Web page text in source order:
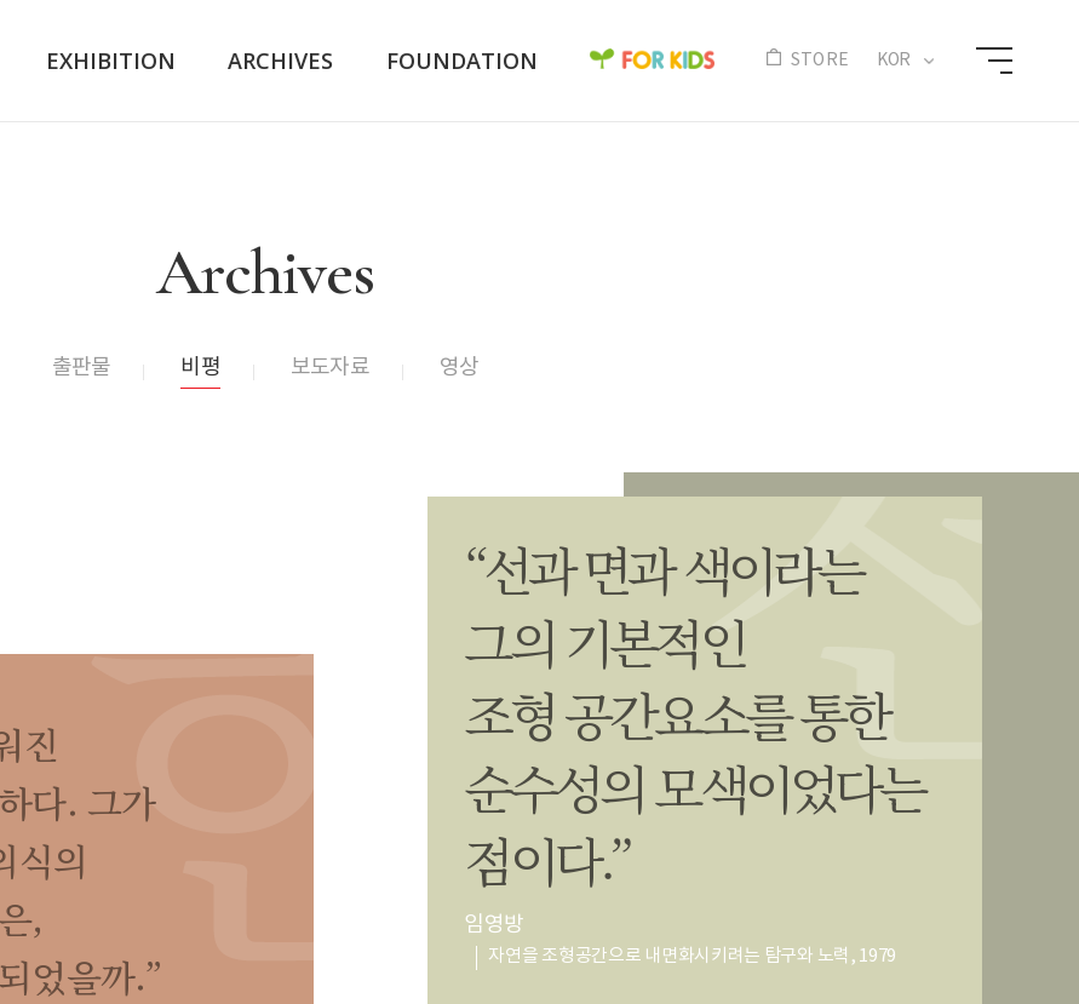
EXHIBITION ARCHIVES FOUNDATION STORE KOR
Archives
출판물 비평 보도자료 영상
“선과 면과 색이라는
그의 기본적인
조형 공간요소를 통한
순수성의 모색이었다는
점이다.”
임영방
자연을 조형공간으로 내면화시키려는 탐구와 노력, 1979
진
다. 그가
식의
,
었을까.”